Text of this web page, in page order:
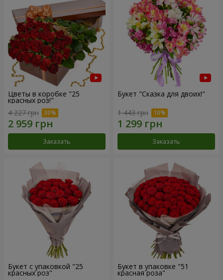
Цветы в коробке "25
красных роз!"
4 227 грн
Заказать
Букет "Сказка для двоих!"
1 443 грн
Заказать
Букет с упаковкой "25
красных роз"
Букет в упаковке "51
красная роза"